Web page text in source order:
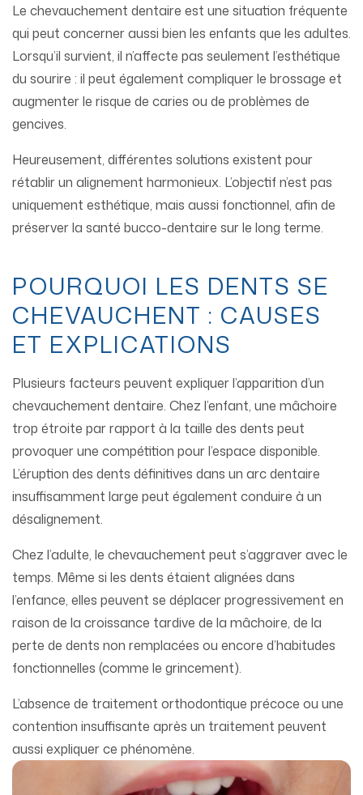
Le chevauchement dentaire est une situation fréquente
qui peut concerner aussi bien les enfants que les adultes.
Lorsqu’il survient, il n’affecte pas seulement l’esthétique
du sourire : il peut également compliquer le brossage et
augmenter le risque de caries ou de problèmes de
gencives.
Heureusement, différentes solutions existent pour
rétablir un alignement harmonieux. L’objectif n’est pas
uniquement esthétique, mais aussi fonctionnel, afin de
préserver la santé bucco-dentaire sur le long terme.
POURQUOI LES DENTS SE
CHEVAUCHENT : CAUSES
ET EXPLICATIONS
Plusieurs facteurs peuvent expliquer l’apparition d’un
chevauchement dentaire. Chez l’enfant, une mâchoire
trop étroite par rapport à la taille des dents peut
provoquer une compétition pour l’espace disponible.
L’éruption des dents définitives dans un arc dentaire
insuffisamment large peut également conduire à un
désalignement.
Chez l’adulte, le chevauchement peut s’aggraver avec le
temps. Même si les dents étaient alignées dans
l’enfance, elles peuvent se déplacer progressivement en
raison de la croissance tardive de la mâchoire, de la
perte de dents non remplacées ou encore d’habitudes
fonctionnelles (comme le grincement).
L’absence de traitement orthodontique précoce ou une
contention insuffisante après un traitement peuvent
aussi expliquer ce phénomène.